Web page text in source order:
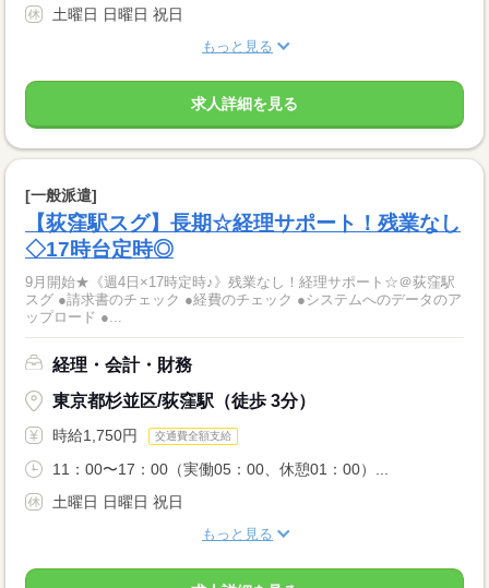
土曜日 日曜日 祝日
もっと見る
求人詳細を見る
[一般派遣]
【荻窪駅スグ】長期☆経理サポート！残業なし
◇17時台定時◎
9月開始★《週4日×17時定時♪》残業なし！経理サポート☆＠荻窪駅
スグ ●請求書のチェック ●経費のチェック ●システムへのデータのア
ップロード ●...
経理・会計・財務
東京都杉並区/荻窪駅（徒歩 3分）
時給1,750円 交通費全額支給
11：00〜17：00（実働05：00、休憩01：00）...
土曜日 日曜日 祝日
もっと見る